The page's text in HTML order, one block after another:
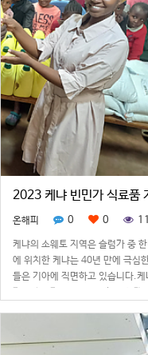
2023 케냐 빈민가 식료품
온해피 0 0
케냐의 소웨토 지역은 슬럼가 중
에 위치한 케냐는 40년 만에 극심
들은 기아에 직면하고 있습니다.